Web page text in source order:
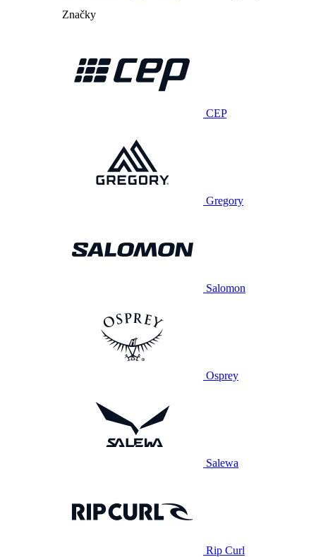
Značky
CEP
Gregory
Salomon
Osprey
Salewa
Rip Curl